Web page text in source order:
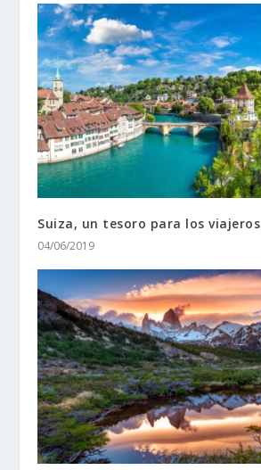
Suiza, un tesoro para los viajeros
04/06/2019